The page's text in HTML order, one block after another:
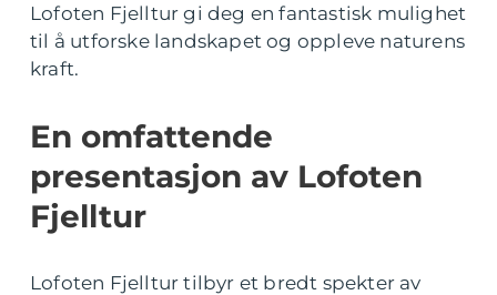
Lofoten Fjelltur gi deg en fantastisk mulighet
til å utforske landskapet og oppleve naturens
kraft.
En omfattende
presentasjon av Lofoten
Fjelltur
Lofoten Fjelltur tilbyr et bredt spekter av